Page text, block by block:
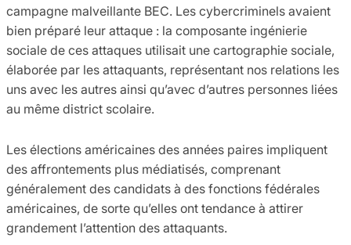
campagne malveillante BEC. Les cybercriminels avaient
bien préparé leur attaque : la composante ingénierie
sociale de ces attaques utilisait une cartographie sociale,
élaborée par les attaquants, représentant nos relations les
uns avec les autres ainsi qu’avec d’autres personnes liées
au même district scolaire.
Les élections américaines des années paires impliquent
des affrontements plus médiatisés, comprenant
généralement des candidats à des fonctions fédérales
américaines, de sorte qu’elles ont tendance à attirer
grandement l’attention des attaquants.